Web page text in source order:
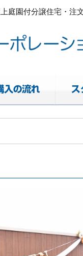
園付分譲住宅・注
園も
園付分譲住宅・注